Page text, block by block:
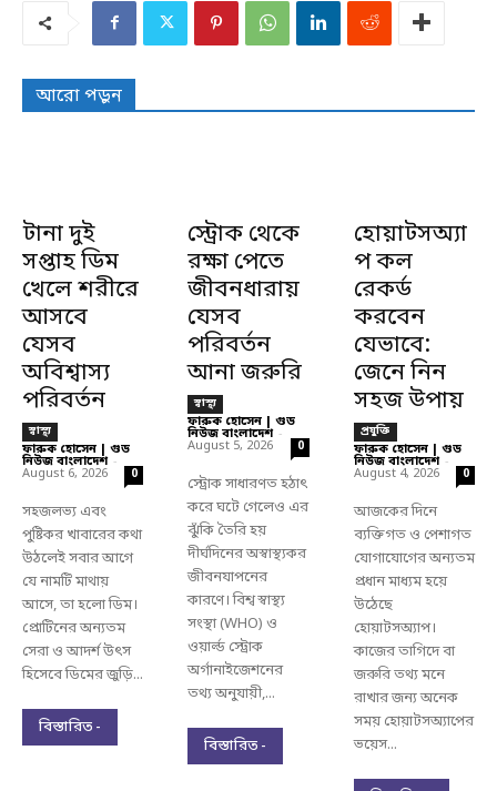
আরো পড়ুন
টানা দুই
সপ্তাহ ডিম
খেলে শরীরে
আসবে
যেসব
অবিশ্বাস্য
পরিবর্তন
স্বাস্থ্য
ফারুক হোসেন | গুড
নিউজ বাংলাদেশ -
August 6, 2026 0
সহজলভ্য এবং
পুষ্টিকর খাবারের কথা
উঠলেই সবার আগে
যে নামটি মাথায়
আসে, তা হলো ডিম।
প্রোটিনের অন্যতম
সেরা ও আদর্শ উৎস
হিসেবে ডিমের জুড়ি...
বিস্তারিত -
স্ট্রোক থেকে
রক্ষা পেতে
জীবনধারায়
যেসব
পরিবর্তন
আনা জরুরি
স্বাস্থ্য
ফারুক হোসেন | গুড
নিউজ বাংলাদেশ -
August 5, 2026 0
স্ট্রোক সাধারণত হঠাৎ
করে ঘটে গেলেও এর
ঝুঁকি তৈরি হয়
দীর্ঘদিনের অস্বাস্থ্যকর
জীবনযাপনের
কারণে। বিশ্ব স্বাস্থ্য
সংস্থা (WHO) ও
ওয়ার্ল্ড স্ট্রোক
অর্গানাইজেশনের
তথ্য অনুযায়ী,...
বিস্তারিত -
হোয়াটসঅ্যা
প কল
রেকর্ড
করবেন
যেভাবে:
জেনে নিন
সহজ উপায়
প্রযুক্তি
ফারুক হোসেন | গুড
নিউজ বাংলাদেশ -
August 4, 2026 0
আজকের দিনে
ব্যক্তিগত ও পেশাগত
যোগাযোগের অন্যতম
প্রধান মাধ্যম হয়ে
উঠেছে
হোয়াটসঅ্যাপ।
কাজের তাগিদে বা
জরুরি তথ্য মনে
রাখার জন্য অনেক
সময় হোয়াটসঅ্যাপের
ভয়েস...